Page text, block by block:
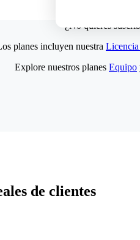
¿No quieres
planes incluyen nuestra Licencia
Explore nuestros planes Equipo
de clientes